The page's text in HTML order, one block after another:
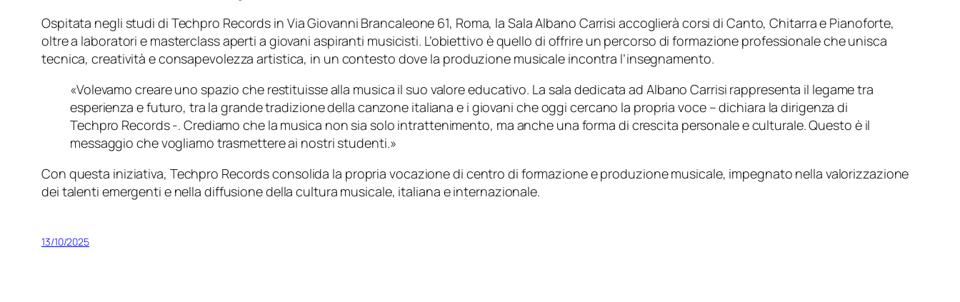
Ospitata negli studi di Techpro Records in Via Giovanni Brancaleone 61, Roma, la Sala Albano Carrisi accoglierà corsi di Canto, Chitarra e Pianoforte,
oltre a laboratori e masterclass aperti a giovani aspiranti musicisti. L’obiettivo è quello di offrire un percorso di formazione professionale che unisca
tecnica, creatività e consapevolezza artistica, in un contesto dove la produzione musicale incontra l’insegnamento.
«Volevamo creare uno spazio che restituisse alla musica il suo valore educativo. La sala dedicata ad Albano Carrisi rappresenta il legame tra
esperienza e futuro, tra la grande tradizione della canzone italiana e i giovani che oggi cercano la propria voce – dichiara la dirigenza di
Techpro Records -. Crediamo che la musica non sia solo intrattenimento, ma anche una forma di crescita personale e culturale. Questo è il
messaggio che vogliamo trasmettere ai nostri studenti.»
Con questa iniziativa, Techpro Recordsconsolida la propria vocazione di centro di formazione e produzione musicale, impegnato nella valorizzazione
dei talenti emergenti e nella diffusione della cultura musicale, italiana e internazionale.
13/10/2025